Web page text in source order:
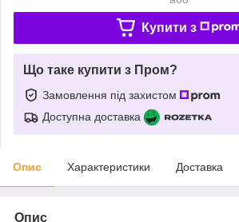
Купити з
Що таке купити з Пром?
Замовлення під захистом
Доступна доставка
Опис Характеристики Доставка
Опис